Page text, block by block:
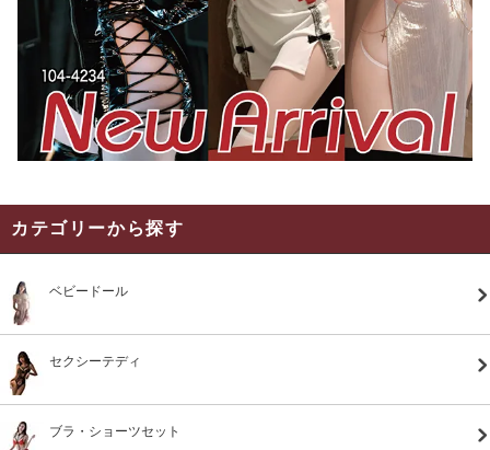
カテゴリーから探す
ベビードール
セクシーテディ
ブラ・ショーツセット